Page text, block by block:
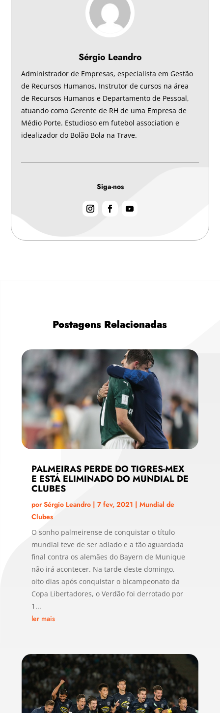
Sérgio Leandro
Administrador de Empresas, especialista em Gestão
de Recursos Humanos, Instrutor de cursos na área
de Recursos Humanos e Departamento de Pessoal,
atuando como Gerente de RH de uma Empresa de
Médio Porte. Estudioso em futebol association e
idealizador do Bolão Bola na Trave.
Siga-nos
Postagens Relacionadas
PALMEIRAS PERDE DO TIGRES-MEX
E ESTÁ ELIMINADO DO MUNDIAL DE
CLUBES
porSérgio Leandro| 7 fev, 2021 | Mundial de
Clubes
O sonho palmeirense de conquistar o título
mundial teve de ser adiado e a tão aguardada
final contra os alemães do Bayern de Munique
não irá acontecer. Na tarde deste domingo,
oito dias após conquistar o bicampeonato da
Copa Libertadores, o Verdão foi derrotado por
1...
ler mais